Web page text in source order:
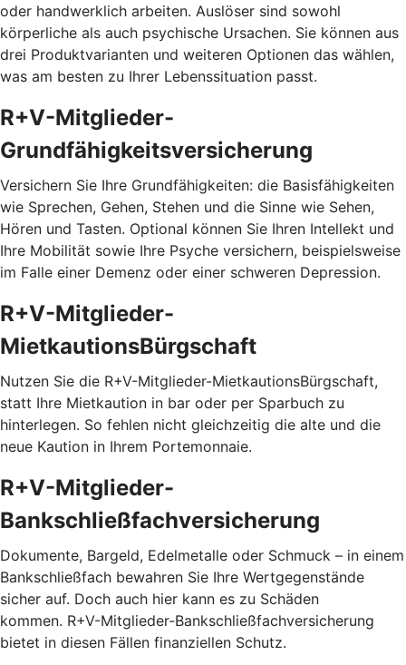
oder handwerklich arbeiten. Auslöser sind sowohl
körperliche als auch psychische Ursachen. Sie können aus
drei Produktvarianten und weiteren Optionen das wählen,
was am besten zu Ihrer Lebenssituation passt.
R+V-Mitglieder-
Grundfähigkeitsversicherung
Versichern Sie Ihre Grundfähigkeiten: die Basisfähigkeiten
wie Sprechen, Gehen, Stehen und die Sinne wie Sehen,
Hören und Tasten. Optional können Sie Ihren Intellekt und
Ihre Mobilität sowie Ihre Psyche versichern, beispielsweise
im Falle einer Demenz oder einer schweren Depression.
R+V-Mitglieder-
MietkautionsBürgschaft
Nutzen Sie die R+V-Mitglieder-MietkautionsBürgschaft,
statt Ihre Mietkaution in bar oder per Sparbuch zu
hinterlegen. So fehlen nicht gleichzeitig die alte und die
neue Kaution in Ihrem Portemonnaie.
R+V-Mitglieder-
Bankschließfachversicherung
Dokumente, Bargeld, Edelmetalle oder Schmuck – in einem
Bankschließfach bewahren Sie Ihre Wertgegenstände
sicher auf. Doch auch hier kann es zu Schäden
kommen. R+V-Mitglieder-Bankschließfachversicherung
bietet in diesen Fällen finanziellen Schutz.